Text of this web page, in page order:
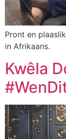
Pront en
in Afrikaans.
Kwêla